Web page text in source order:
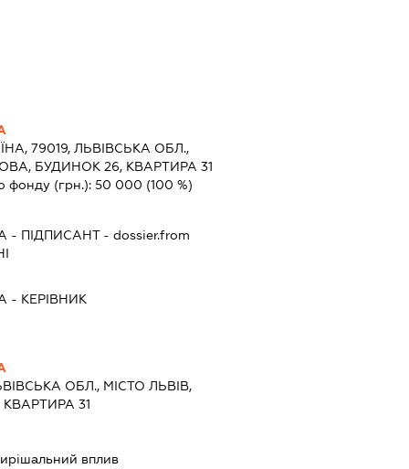
79019, ЛЬВІВСЬКА ОБЛ.,
БУДИНОК 26, КВАРТИРА 31
фонду (грн.): 50 000 (100 %)
- ПІДПИСАНТ- dossier.from
- КЕРІВНИК
ОБЛ., МІСТО ЛЬВІВ,
31
вплив